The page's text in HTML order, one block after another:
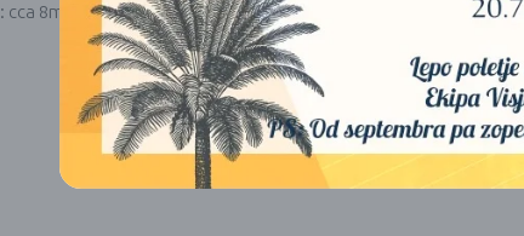
: cca 8mm